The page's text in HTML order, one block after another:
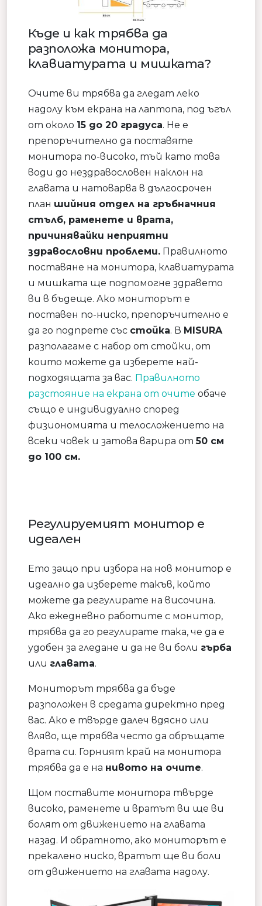
Къде и как трябва да
разположа монитора,
клавиатурата и мишката?
Очите ви трябва да гледат леко
надолу към екрана на лаптопа, под ъгъл
от около 15 до 20 градуса. Не е
препоръчително да поставяте
монитора по-високо, тъй като това
води до нездравословен наклон на
главата и натоварва в дългосрочен
план шийния отдел на гръбначния
стълб, раменете и врата,
причинявайки неприятни
здравословни проблеми. Правилното
поставяне на монитора, клавиатурата
и мишката ще подпомогне здравето
ви в бъдеще. Ако мониторът е
поставен по-ниско, препоръчително е
да го подпрете със стойка. В MISURA
разполагаме с набор от стойки, от
които можете да изберете най-
подходящата за вас. Правилното
разстояние на екрана от очите обаче
също е индивидуално според
физиономията и телосложението на
всеки човек и затова варира от50 см
до 100 см.
Регулируемият монитор е
идеален
Ето защо при избора на нов монитор е
идеално да изберете такъв, който
можете да регулирате на височина.
Ако ежедневно работите с монитор,
трябва да го регулирате така, че да е
удобен за гледане и да не ви боли гърба
или главата.
Мониторът трябва да бъде
разположен в средата директно пред
вас. Ако е твърде далеч вдясно или
вляво, ще трябва често да обръщате
врата си. Горният край на монитора
трябва да е на нивото на очите.
Щом поставите монитора твърде
високо, раменете и вратът ви ще ви
болят от движението на главата
назад. И обратното, ако мониторът е
прекалено ниско, вратът ще ви боли
от движението на главата надолу.